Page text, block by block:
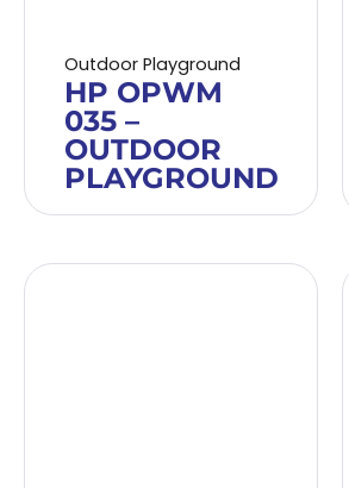
Outdoor Playground
HP OPWM
035 –
OUTDOOR
PLAYGROUND